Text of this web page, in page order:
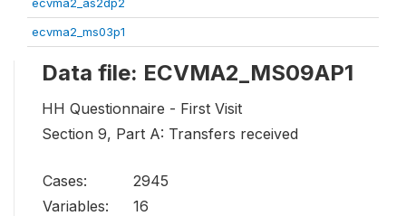
ecvma2_ms03p1
Data file: ECVMA2_MS09AP1
HH Questionnaire - First Visit
Section 9, Part A: Transfers received
Cases:
2945
Variables:
16